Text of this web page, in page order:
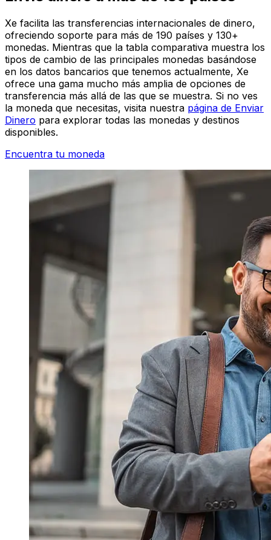
Xe facilita las transferencias internacionales de dinero,
ofreciendo soporte para más de 190 países y 130+
monedas. Mientras que la tabla comparativa muestra los
tipos de cambio de las principales monedas basándose
en los datos bancarios que tenemos actualmente, Xe
ofrece una gama mucho más amplia de opciones de
transferencia más allá de las que se muestra. Si no ves
la moneda que necesitas, visita nuestra página de Enviar
Dinero para explorar todas las monedas y destinos
disponibles.
Encuentra tu moneda